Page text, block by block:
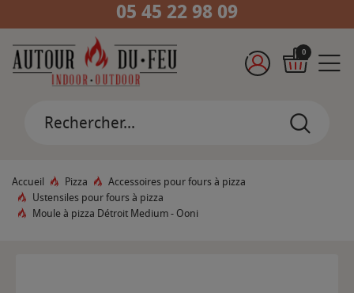
05 45 22 98 09
0
Accueil Pizza
Accessoires pour fours à pizza
Ustensiles pour fours à pizza
Moule à pizza Détroit Medium - Ooni